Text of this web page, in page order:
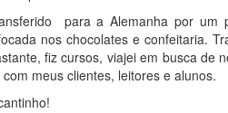
para a Alemanha por
nos chocolates e confeitaria.
fiz cursos, viajei em busca de
meus clientes, leitores e alunos.